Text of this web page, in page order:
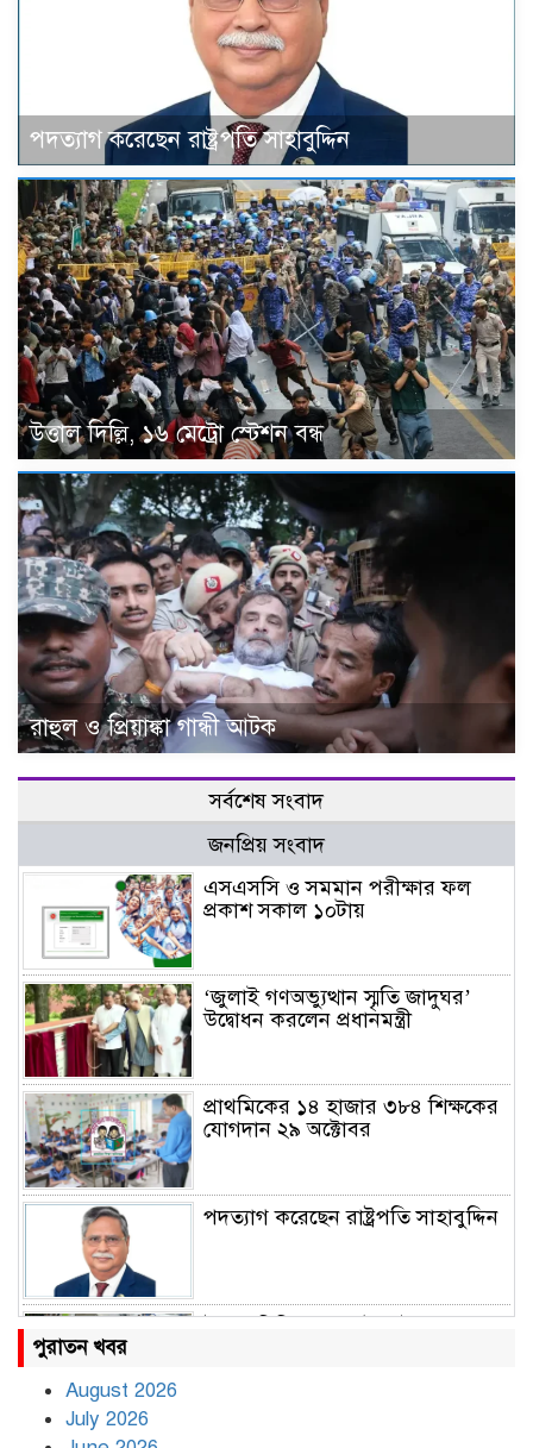
পদত্যাগ করেছেন রাষ্ট্রপতি সাহাবুদ্দিন
উত্তাল দিল্লি, ১৬ মেট্রো স্টেশন বন্ধ
রাহুল ও প্রিয়াঙ্কা গান্ধী আটক
সর্বশেষ সংবাদ
জনপ্রিয় সংবাদ
এসএসসি ও সমমান পরীক্ষার ফল
প্রকাশ সকাল ১০টায়
‘জুলাই গণঅভ্যুত্থান স্মৃতি জাদুঘর’
উদ্বোধন করলেন প্রধানমন্ত্রী
প্রাথমিকের ১৪ হাজার ৩৮৪ শিক্ষকের
যোগদান ২৯ অক্টোবর
পদত্যাগ করেছেন রাষ্ট্রপতি সাহাবুদ্দিন
পুরাতন খবর
August 2026
July 2026